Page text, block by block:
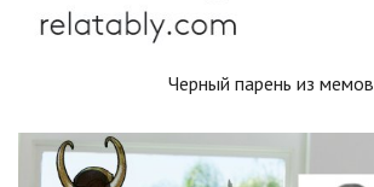
Черный парень из мемов